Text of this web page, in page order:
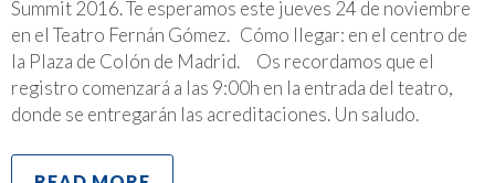
Summit 2016. Te esperamos este jueves 24 de noviembre
en el Teatro Fernán Gómez. Cómo llegar: en el centro de
la Plaza de Colón de Madrid. Os recordamos que el
registro comenzará a las 9:00h en la entrada del teatro,
donde se entregarán las acreditaciones. Un saludo.